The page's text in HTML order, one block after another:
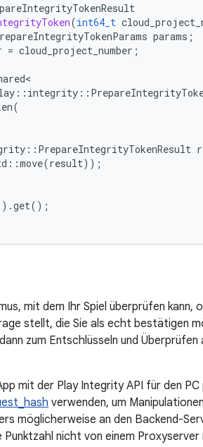
(int64_t
params ;
= cloud_project_number ;
:: integrity ::
(
:: PrepareIntegrityTokenResult
::move(result));
get();
mit dem Ihr Spiel überprüfen kann,
stellt, die Sie als echt bestätigen
zum Entschlüsseln und Überprüfen
mit der Play Integrity API für den PC
verwenden, um
möglicherweise an den Backend-
nicht von einem